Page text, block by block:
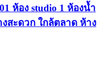
ห้อง studio 1 ห้องน้ำ
สะดวก ใกล้ตลาด ห้าง